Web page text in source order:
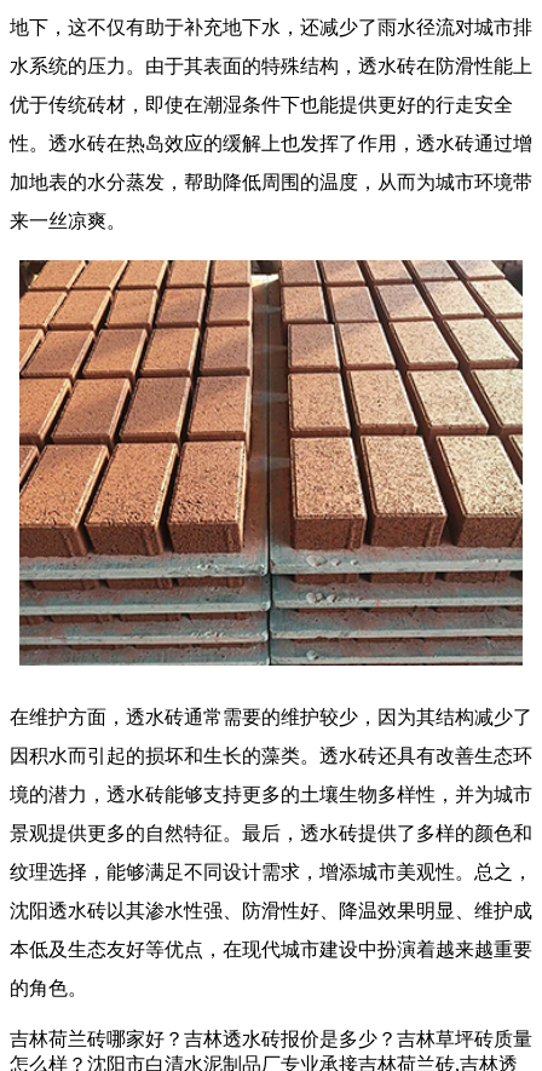
地下，这不仅有助于补充地下水，还减少了雨水径流对城市排
水系统的压力。由于其表面的特殊结构，透水砖在防滑性能上
优于传统砖材，即使在潮湿条件下也能提供更好的行走安全
性。透水砖在热岛效应的缓解上也发挥了作用，透水砖通过增
加地表的水分蒸发，帮助降低周围的温度，从而为城市环境带
来一丝凉爽。
在维护方面，透水砖通常需要的维护较少，因为其结构减少了
因积水而引起的损坏和生长的藻类。透水砖还具有改善生态环
境的潜力，透水砖能够支持更多的土壤生物多样性，并为城市
景观提供更多的自然特征。最后，透水砖提供了多样的颜色和
纹理选择，能够满足不同设计需求，增添城市美观性。总之，
沈阳透水砖以其渗水性强、防滑性好、降温效果明显、维护成
本低及生态友好等优点，在现代城市建设中扮演着越来越重要
的角色。
吉林荷兰砖哪家好？吉林透水砖报价是多少？吉林草坪砖质量
怎么样？沈阳市白清水泥制品厂专业承接吉林荷兰砖,吉林透